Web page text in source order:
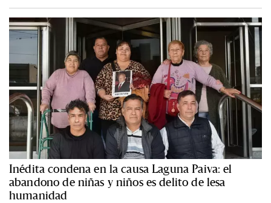
Inédita condena en la causa Laguna Paiva: el
abandono de niñas y niños es delito de lesa
humanidad